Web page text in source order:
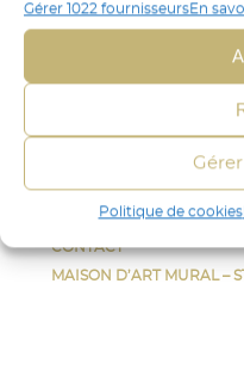
Mettre en
des données à partir
informations transmises
Identifier les appareils
demandées
Gérer 1022 fournisseursEn
Politique de cookies
STÉPHANIE FERANDEZ
PAPIER-PEINT
AUTRES
CONTACT
MAISON D’ART MURAL –